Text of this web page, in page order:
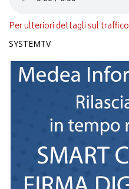
Per ulteriori dettagli sul traffico
SYSTEMTV